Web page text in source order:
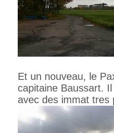
Et un nouveau, le
capitaine Baussart.
avec des immat tres